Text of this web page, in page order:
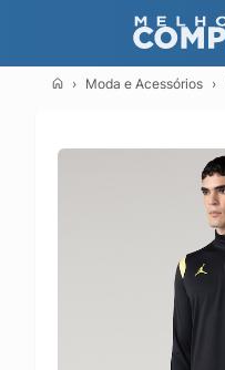
Moda e Acessórios